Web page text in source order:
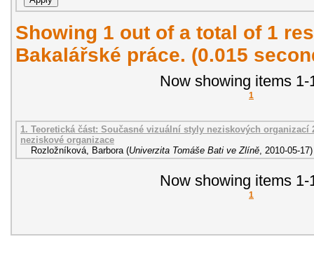
Showing 1 out of a total of 1
Bakalářské práce. (0.015
Now showing items 1-
1
1. Teoretická část: Současné vizuální styly neziskových
neziskové organizace
Rozložníková, Barbora (Univerzita Tomáše Bati ve Zlíně, 2010-05-17)
Now showing items 1-
1